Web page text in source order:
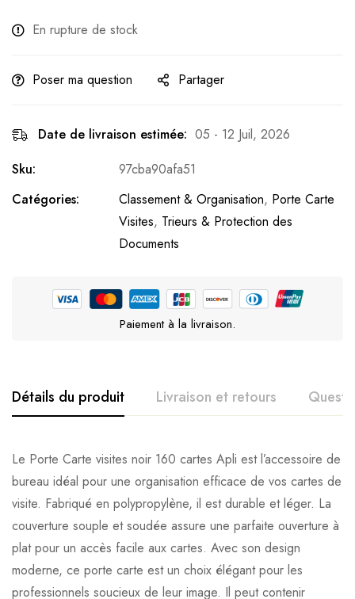
En rupture de stock
Poser ma question Partager
Date de livraison estimée: 05 - 12 Juil, 2026
Sku:
97cba90afa51
Catégories:
Classement & Organisation, Porte Carte
Visites, Trieurs & Protection des
Documents
Paiement à la livraison.
Détails du produit Livraison et retours
Le Porte Carte visites noir 160 cartes Apli est l’accessoire de
bureau idéal pour une organisation efficace de vos cartes de
visite. Fabriqué en polypropylène, il est durable et léger. La
couverture souple et soudée assure une parfaite ouverture à
plat pour un accès facile aux cartes. Avec son design
moderne, ce porte carte est un choix élégant pour les
professionnels soucieux de leur image. Il peut contenir